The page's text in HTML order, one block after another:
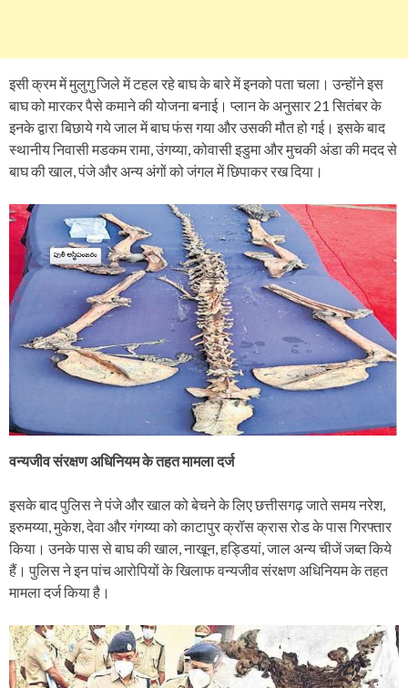
इसी क्रम में मुलुगु जिले में टहल रहे बाघ के बारे में इनको पता चला। उन्होंने इस
बाघ को मारकर पैसे कमाने की योजना बनाई। प्लान के अनुसार 21 सितंबर के
इनके द्वारा बिछाये गये जाल में बाघ फंस गया और उसकी मौत हो गई। इसके बाद
स्थानीय निवासी मडकम रामा, उंगय्या, कोवासी इडुमा और मुचकी अंडा की मदद से
बाघ की खाल, पंजे और अन्य अंगों को जंगल में छिपाकर रख दिया।
वन्यजीव संरक्षण अधिनियम के तहत मामला दर्ज
इसके बाद पुलिस ने पंजे और खाल को बेचने के लिए छत्तीसगढ़ जाते समय नरेश,
इरुमय्या, मुकेश, देवा और गंगय्या को काटापुर क्रॉस क्रास रोड के पास गिरफ्तार
किया। उनके पास से बाघ की खाल, नाखून, हड्डियां, जाल अन्य चीजें जब्त किये
हैं। पुलिस ने इन पांच आरोपियों के खिलाफ वन्यजीव संरक्षण अधिनियम के तहत
मामला दर्ज किया है।